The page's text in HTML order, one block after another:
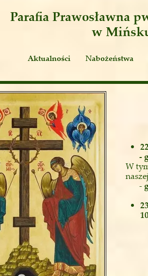
-
W
-
Parafia Prawosławna
w
Aktualności
Publicystyka
Nabożeństwa